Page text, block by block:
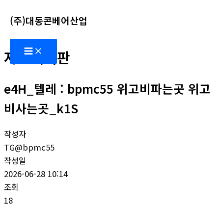
텐
츠
로
건
뛰
기
(주)대동콘베어산업
Main
Menu
자유게시판
e4H_텔레 : bpmc55 위고비파는곳 위고
비사는곳_k1S
작성자
TG@bpmc55
작성일
2026-06-28 10:14
조회
18